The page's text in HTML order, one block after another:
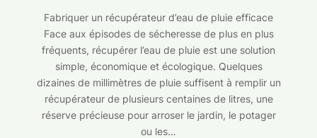
Fabriquer un récupérateur d’eau de pluie efficace
Face aux épisodes de sécheresse de plus en plus
fréquents, récupérer l’eau de pluie est une solution
simple, économique et écologique. Quelques
dizaines de millimètres de pluie suffisent à remplir un
récupérateur de plusieurs centaines de litres, une
réserve précieuse pour arroser le jardin, le potager
ou les…